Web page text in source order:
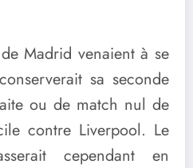
Madrid venaient à se
sa seconde
ou de match nul de
contre Liverpool. Le
cependant en